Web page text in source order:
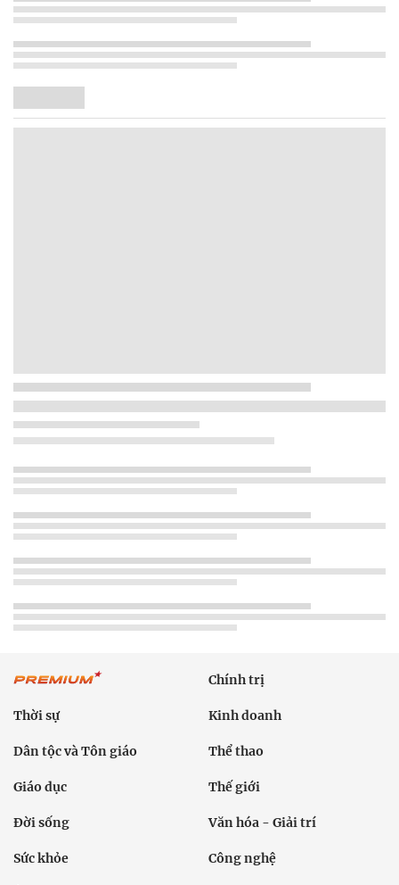
Chính trị
Thời sự Kinh doanh
Dân tộc và Tôn giáo Thể thao
Giáo dục Thế giới
Đời sống Văn hóa - Giải trí
Sức khỏe Công nghệ